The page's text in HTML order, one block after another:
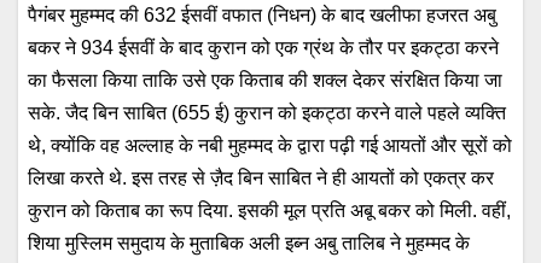
पैगंबर मुहम्मद की 632 ईसवीं वफात (निधन) के बाद खलीफा हजरत अबु
बकर ने 934 ईसवीं के बाद कुरान को एक ग्रंथ के तौर पर इकट्ठा करने
का फैसला किया ताकि उसे एक किताब की शक्ल देकर संरक्षित किया जा
सके. जैद बिन साबित (655 ई) कुरान को इकट्ठा करने वाले पहले व्यक्ति
थे, क्योंकि वह अल्लाह के नबी मुहम्मद के द्वारा पढ़ी गई आयतों और सूरों को
लिखा करते थे. इस तरह से ज़ैद बिन साबित ने ही आयतों को एकत्र कर
कुरान को किताब का रूप दिया. इसकी मूल प्रति अबू बकर को मिली. वहीं,
शिया मुस्लिम समुदाय के मुताबिक अली इब्न अबु तालिब ने मुहम्मद के